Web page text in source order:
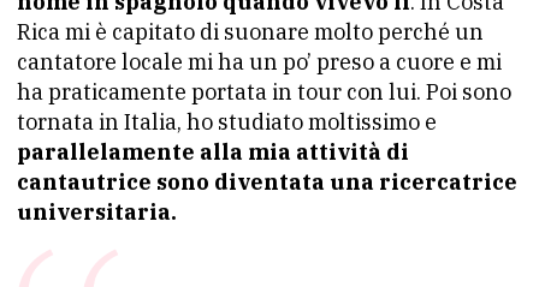
Rica mi è capitato di suonare molto perché un
cantatore locale mi ha un po’ preso a cuore e mi
ha praticamente portata in tour con lui. Poi sono
tornata in Italia, ho studiato moltissimo e
parallelamente alla mia attività di
cantautrice sono diventata una ricercatrice
universitaria.